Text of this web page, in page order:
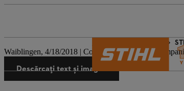
Waiblingen, 4/18/2018 | Comunicat de presă al
Descărcați text și imagini